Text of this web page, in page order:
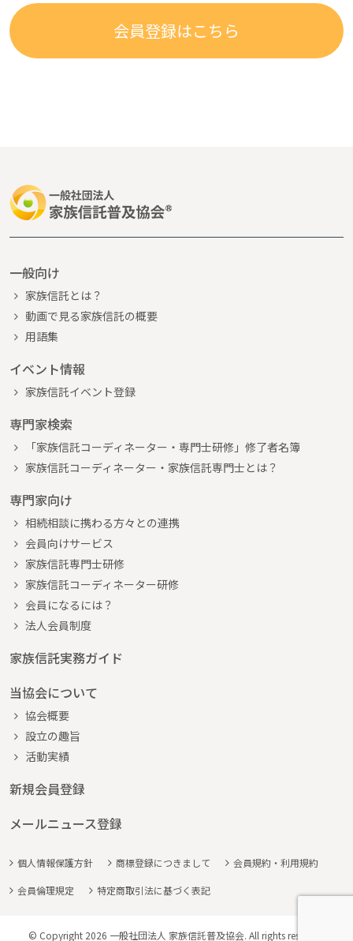
会員登録はこちら
一般向け
家族信託とは？
動画で見る家族信託の概要
用語集
イベント情報
家族信託イベント登録
専門家検索
「家族信託コーディネーター・専門士研修」修了者名簿
家族信託コーディネーター・家族信託専門士とは？
専門家向け
相続相談に携わる方々との連携
会員向けサービス
家族信託専門士研修
家族信託コーディネーター研修
会員になるには？
法人会員制度
家族信託実務ガイド
当協会について
協会概要
設立の趣旨
活動実績
新規会員登録
メールニュース登録
個人情報保護方針 商標登録につきまして 会員規約・利用規約
会員倫理規定 特定商取引法に基づく表記
© Copyright 2026 一般社団法人 家族信託普及協会. All rights reserved.